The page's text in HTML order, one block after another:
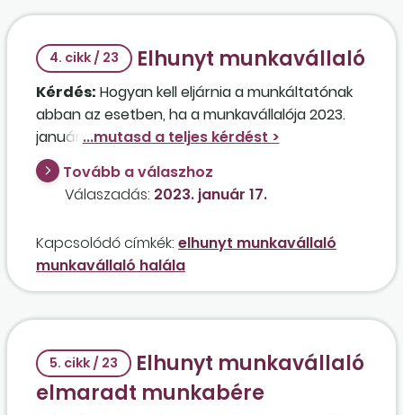
4. cikk / 23 Elhunyt munkavállaló
Kérdés: Hogyan kell eljárnia a munkáltatónak
abban az esetben, ha a munkavállalója 2023.
január hónapban elhunyt? Letétbe kell helyezni
a munkabért a hagyatékátadó végzés
bemutatásáig, vagy kifizethető a feleség
részére? Az elhunyt dolgozónak két kiskorú
lehető leghamarabb kifizetni a járandóságokat.
Be kell vallani a közterheket a '08-as
bevallásban?
Tovább a válaszhoz
Válaszadás: 2023. január 17.
Kapcsolódó címkék: elhunyt munkavállaló
munkavállaló halála
5. cikk / 23
Elhunyt munkavállaló
elmaradt munkabére